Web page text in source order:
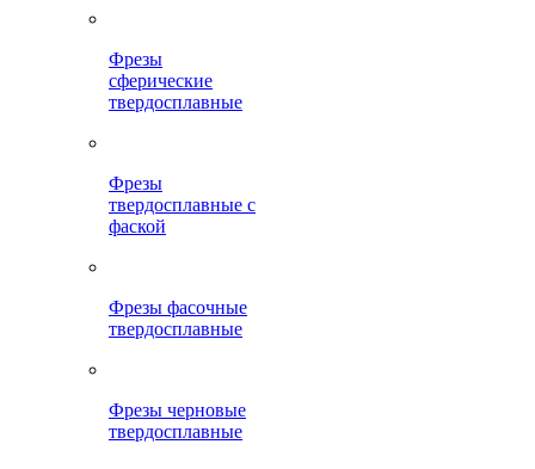
Фрезы
сферические
твердосплавные
Фрезы
твердосплавные с
фаской
Фрезы фасочные
твердосплавные
Фрезы черновые
твердосплавные